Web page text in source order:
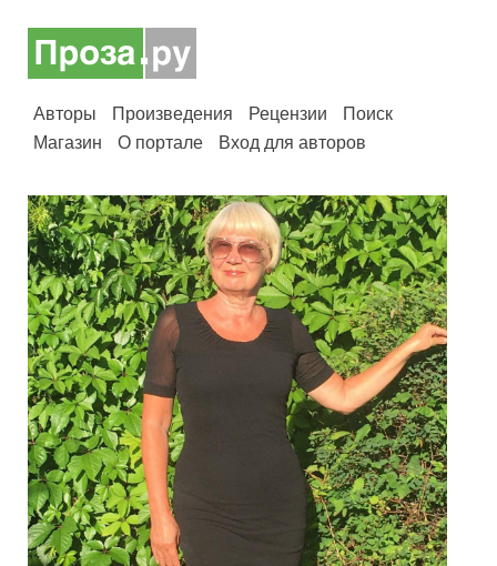
Авторы Произведения Рецензии
Поиск
Магазин
О портале Вход для авторов